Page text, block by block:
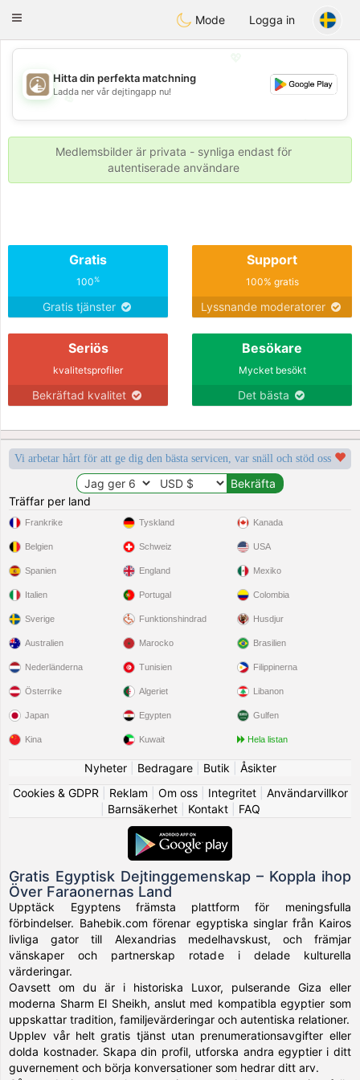
ahebik
Toggle
Mode Logga in
💖
💕
💕
Hitta din perfekta matchning
Ladda ner vår dejtingapp nu!
Medlemsbilder är privata - synliga endast för
autentiserade användare
Gratis
100%
Gratis tjänster
Support
100% gratis
Lyssnande moderatorer
Seriös
kvalitetsprofiler
Bekräftad kvalitet
Besökare
Mycket besökt
Det bästa
Vi arbetar hårt för att ge dig den bästa servicen, var snäll och stöd oss
Träffar per land
Frankrike
Belgien
Spanien
Italien
Sverige
Tyskland
Schweiz
England
Portugal
Funktionshindrad
Kanada
USA
Mexiko
Colombia
Husdjur
Australien
Nederländerna
Österrike
Japan
Kina
Marocko
Tunisien
Algeriet
Egypten
Kuwait
Brasilien
Filippinerna
Libanon
Gulfen
Hela listan
Nyheter| Bedragare| Butik
Åsikter
Cookies & GDPR
Reklam Om oss| Integritet| Användarvillkor
Barnsäkerhet| Kontakt| FAQ
Gratis Egyptisk Dejtinggemenskap – Koppla ihop
Över Faraonernas Land
Upptäck Egyptens främsta plattform för meningsfulla
förbindelser. Bahebik.com förenar egyptiska singlar från Kairos
livliga gator till Alexandrias medelhavskust, och främjar
vänskaper och partnerskap rotade i delade kulturella
värderingar.
Oavsett om du är i historiska Luxor, pulserande Giza eller
moderna Sharm El Sheikh, anslut med kompatibla egyptier som
uppskattar tradition, familjevärderingar och autentiska relationer.
Upplev vår helt gratis tjänst utan prenumerationsavgifter eller
dolda kostnader. Skapa din profil, utforska andra egyptier i ditt
guvernement och börja konversationer som hedrar ditt arv.